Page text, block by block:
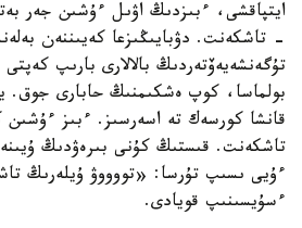
ايتپاقشى، ءبىزدىڭ اۋىل ءۇشىن جەر
- تاشكەنت. دۋبايىڭىزعا كەيىننەن
تۇگەنشەيەۆتەردىڭ بالالارى بارىپ
بولماسا، كوپ ەشكىمنىڭ حابارى جوق.
قانشا كورسەك تە اسەرسىز. ءبىز
تاشكەنت. قىستىڭ كۇنى بىرەۋدىڭ ۇيىنە
ءۇيى ىسىپ تۇرسا: «تووووۋ ۇيلەرىڭ
ءسۇيسىنىپ قويادى.